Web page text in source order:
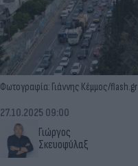
Φωτογραφία: Γιάννης Κέμμος/flash.gr
Γιώργος
Σκευοφύλαξ
27.10.2025 09:00